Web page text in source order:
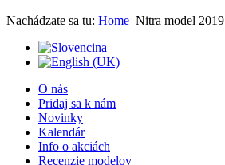
Nachádzate sa tu: Home Nitra model 2019
O nás
Pridaj sa k nám
Novinky
Kalendár
Info o akciách
Recenzie modelov